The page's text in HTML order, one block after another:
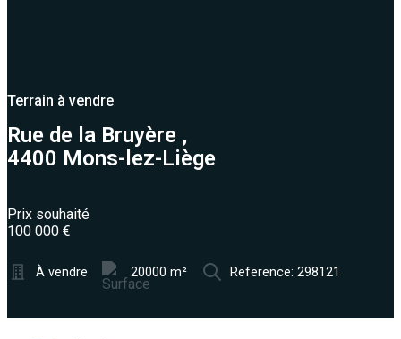
Terrain à vendre
Rue de la Bruyère ,
4400 Mons-lez-Liège
Prix souhaité
100 000 €
À vendre 20000 m² Reference: 298121